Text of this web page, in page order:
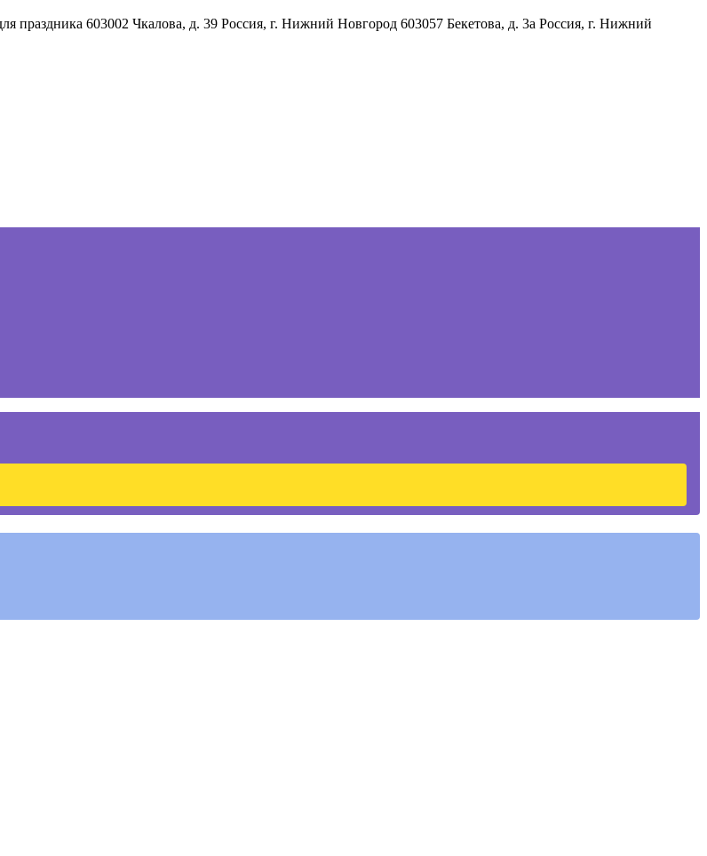
праздника 603002 Чкалова, д. 39 Россия, г. Нижний Новгород 603057 Бекетова, д. 3а Россия, г. Нижний